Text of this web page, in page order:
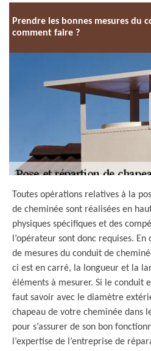
Prendre les bonnes mesures du
comment faire ?
Toutes opérations relatives à la
de cheminée sont réalisées en
physiques spécifiques et des
l’opérateur sont donc requises.
de mesures du conduit de
ci est en carré, la longueur et la
éléments à mesurer. Si le conduit
faut savoir avec le diamètre
chapeau de votre cheminée dans
pour s’assurer de son bon
l’expertise de l’entreprise de